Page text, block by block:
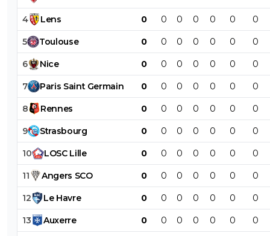
4 Lens 0 0 0 0 0 0 0
5 Toulouse 0 0 0 0 0 0 0
6 Nice 0 0 0 0 0 0 0
7 Paris Saint Germain 0 0 0 0 0 0 0
8 Rennes 0 0 0 0 0 0 0
9 Strasbourg 0 0 0 0 0 0 0
10 LOSC Lille 0 0 0 0 0 0 0
11 Angers SCO 0 0 0 0 0 0 0
12 Le Havre 0 0 0 0 0 0 0
13 Auxerre 0 0 0 0 0 0 0